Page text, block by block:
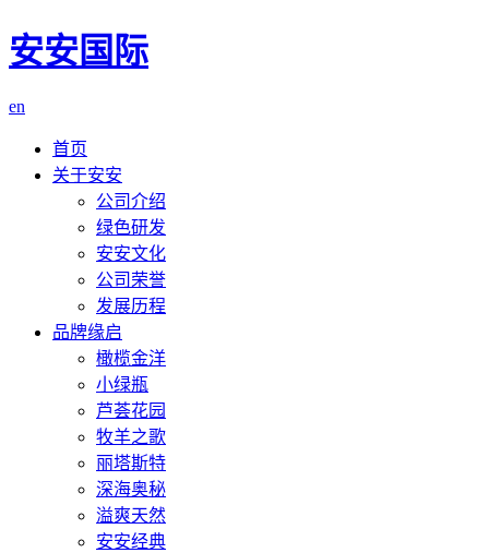
安安国际
en
首页
关于安安
公司介绍
绿色研发
安安文化
公司荣誉
发展历程
品牌缘启
橄榄金洋
小绿瓶
芦荟花园
牧羊之歌
丽塔斯特
深海奥秘
溢爽天然
安安经典